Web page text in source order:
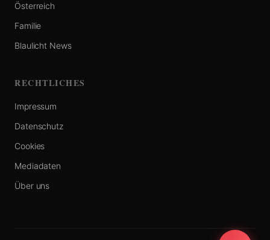
Österreich
Familie
Blaulicht News
RECHTLICHES
Impressum
Datenschutz
Cookies
Mediadaten
Über uns